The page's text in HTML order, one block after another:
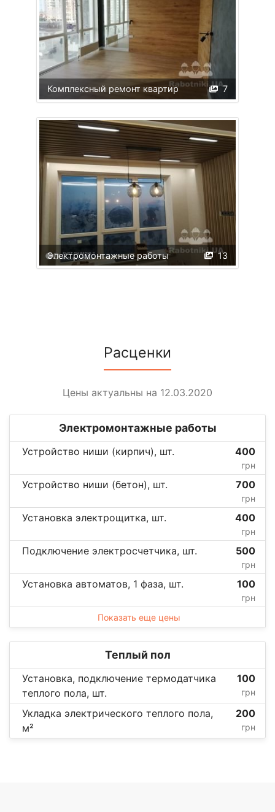
7
Комплексный ремонт квартир
13
Электромонтажные работы
Расценки
Цены актуальны на 12.03.2020
Электромонтажные работы
Устройство ниши (кирпич), шт. 400
грн
Устройство ниши (бетон), шт. 700
грн
Установка электрощитка, шт. 400
грн
Подключение электросчетчика, шт. 500
грн
Установка автоматов, 1 фаза, шт. 100
грн
Показать еще цены
Теплый пол
Установка, подключение термодатчика
теплого пола, шт.
100
грн
Укладка электрического теплого пола,
м²
200
грн